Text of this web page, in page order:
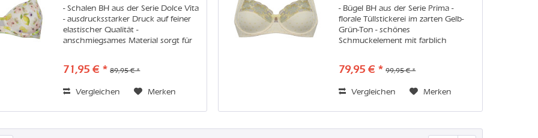
- Schalen BH aus der Serie Dolce Vita
- ausdrucksstarker Druck auf feiner
elastischer Qualität -
anschmiegsames Material sorgt für
oder in der Maschine den
71,95 € * 89,95 € *
Vergleichen Merken
- Bügel BH aus der Serie Prima -
florale Tüllstickerei im zarten Gelb-
Grün-Ton - schönes
Schmuckelement mit farblich
und Rückenbereich Pflege: Wir
79,95 € * 99,95 € *
Vergleichen Merken